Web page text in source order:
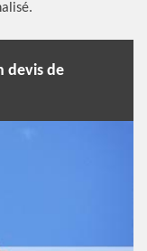
devis de